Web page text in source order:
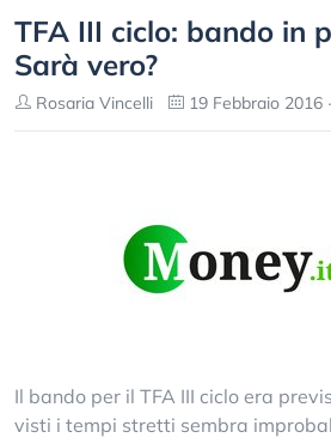
TFA III ciclo: bando in
Sarà vero?
Rosaria Vincelli 19 Febbraio 2016
Il bando per il TFA III ciclo era
visti i tempi stretti sembra